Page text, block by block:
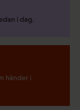
i dag.
händer i